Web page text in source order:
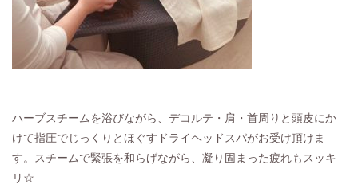
ハーブスチームを浴びながら、デコルテ・肩・首周りと頭皮にか
けて指圧でじっくりとほぐすドライヘッドスパがお受け頂けま
す。スチームで緊張を和らげながら、凝り固まった疲れもスッキ
リ☆